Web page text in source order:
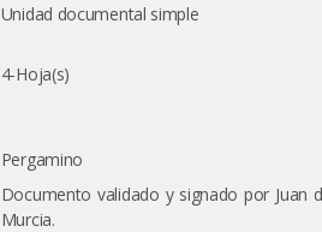
Unidad documental simple
4-Hoja(s)
Pergamino
Documento validado y signado por Juan
Murcia.